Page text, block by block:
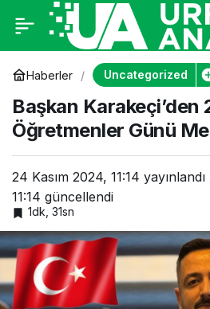
Haberler Uncategorized
Başkan Karakeçi’den
Öğretmenler Günü
24 Kasım 2024, 11:14 yayınlandı
11:14 güncellendi
1dk, 31sn
Başkan Karakeçi’den
24 Kasım
Öğretmenler Günü
Mesajı!